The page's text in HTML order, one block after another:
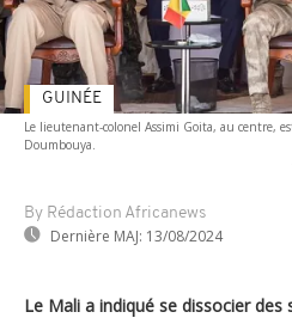
Le lieutenant-colonel Assimi Goita, au centre,
Doumbouya.
By Rédaction Africanews
Dernière MAJ: 13/08/2024
GUINÉE
Le Mali a indiqué se dissocier des